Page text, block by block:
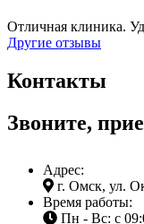
Отличная клиника.
Другие отзывы
Контакты
Звоните,
Адрес:
г. Омск, ул.
Время работы:
Пн - Вс: с